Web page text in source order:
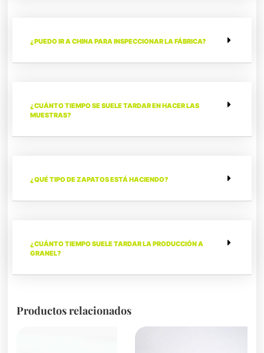
¿PUEDO IR A CHINA PARA INSPECCIONAR LA FÁBRICA?
¿CUÁNTO TIEMPO SE SUELE TARDAR EN HACER LAS
MUESTRAS?
¿QUÉ TIPO DE ZAPATOS ESTÁ HACIENDO?
¿CUÁNTO TIEMPO SUELE TARDAR LA PRODUCCIÓN A
GRANEL?
Productos relacionados